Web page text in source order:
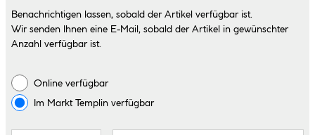
Benachrichtigen lassen, sobald der Artikel verfügbar ist.
Wir senden Ihnen eine E-Mail, sobald der Artikel in gewünschter
Anzahl verfügbar ist.
Online verfügbar
Im Markt Templin verfügbar